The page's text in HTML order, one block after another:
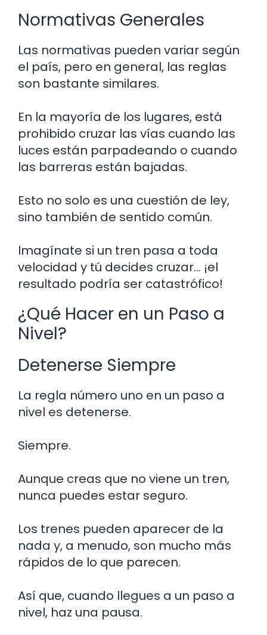
Normativas Generales
Las normativas pueden variar según
el país, pero en general, las reglas
son bastante similares.
En la mayoría de los lugares, está
prohibido cruzar las vías cuando las
luces están parpadeando o cuando
las barreras están bajadas.
Esto no solo es una cuestión de ley,
sino también de sentido común.
Imagínate si un tren pasa a toda
velocidad y tú decides cruzar… ¡el
resultado podría ser catastrófico!
¿Qué Hacer en un Paso a
Nivel?
Detenerse Siempre
La regla número uno en un paso a
nivel es detenerse.
Siempre.
Aunque creas que no viene un tren,
nunca puedes estar seguro.
Los trenes pueden aparecer de la
nada y, a menudo, son mucho más
rápidos de lo que parecen.
Así que, cuando llegues a un paso a
nivel, haz una pausa.